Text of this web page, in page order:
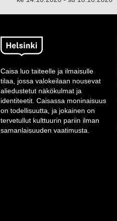
Caisa luo taiteelle ja ilmaisulle
tilaa, jossa valokeilaan nousevat
aliedustetut näkökulmat ja
identiteetit. Caisassa moninaisuus
on todellisuutta, ja jokainen on
tervetullut kulttuurin pariin ilman
samanlaisuuden vaatimusta.